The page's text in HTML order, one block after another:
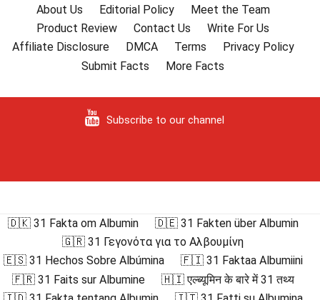
About Us Editorial Policy
Meet the Team
Product Review
Contact Us
Write For Us
Affiliate Disclosure
DMCA Terms
Privacy Policy
Submit Facts
More Facts
Subscribe to our channel
🇩🇰 31 Fakta om Albumin
🇩🇪 31 Fakten über Albumin
🇬🇷 31 Γεγονότα για το Αλβουμίνη
🇪🇸 31 Hechos Sobre Albúmina
🇫🇮 31 Faktaa Albumiini
🇫🇷 31 Faits sur Albumine
🇭🇮 एल्ब्यूमिन के बारे में 31 तथ्य